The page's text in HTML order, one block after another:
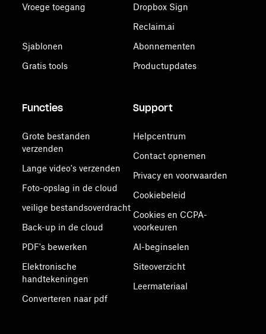
Vroege toegang
Sjablonen
Gratis tools
Dropbox Sign
Reclaim.ai
Abonnementen
Productupdates
Functies
Grote bestanden
verzenden
Lange video's verzenden
Foto-opslag in de cloud
veilige bestandsoverdracht
Back-up in de cloud
PDF's bewerken
Elektronische
handtekeningen
Converteren naar pdf
Support
Helpcentrum
Contact opnemen
Privacy en voorwaarden
Cookiebeleid
Cookies en CCPA-
voorkeuren
AI-beginselen
Siteoverzicht
Leermateriaal